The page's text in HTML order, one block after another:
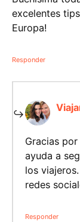
excelentes
Europa!
Responder
Gracias
ayuda a
los
redes
Responder